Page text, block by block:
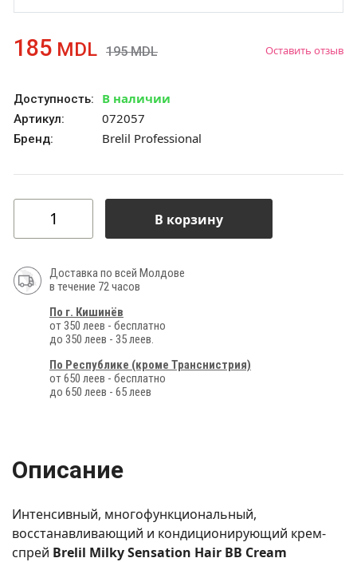
185 MDL 195MDL Оставить отзыв
Доступность: В наличии
Артикул: 072057
Бренд: Brelil Professional
В корзину
Доставка по всей Молдове
в течение 72 часов
По г. Кишинёв
от 350 леев - бесплатно
до 350 леев - 35 леев.
По Республике (кроме Транснистрия)
от 650 леев - бесплатно
до 650 леев - 65 леев
Описание
Интенсивный, многофункциональный,
восстанавливающий и кондиционирующий крем-
спрей Brelil Milky Sensation Hair BB Cream